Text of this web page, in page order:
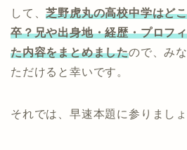
して、芝野虎丸の高校中学はど
卒？兄や出身地・経歴・プロフ
た内容をまとめましたので、み
ただけると幸いです。
それでは、早速本題に参りましょ